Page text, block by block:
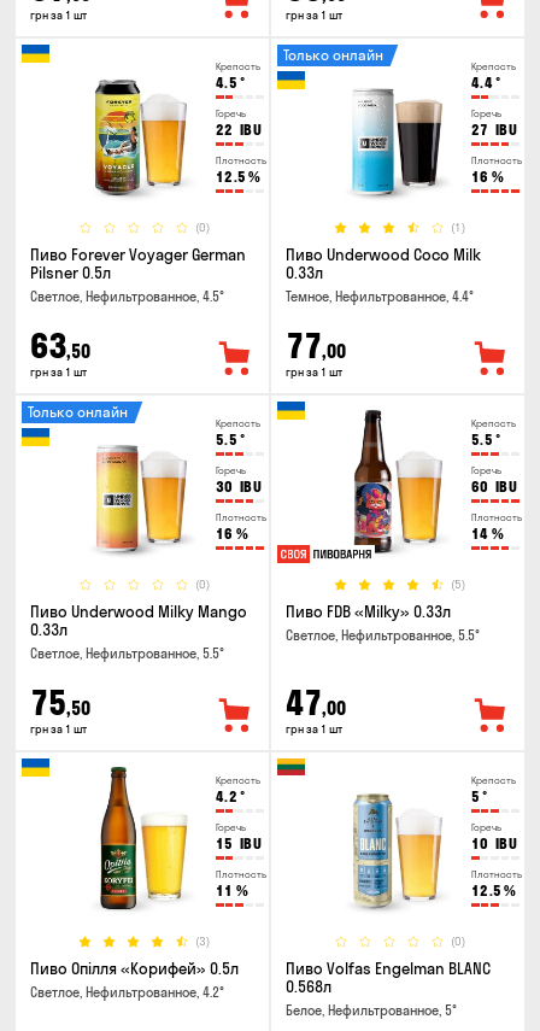
грн за 1 шт грн за 1 шт
Крепость
4.5 °
Горечь
22 IBU
Плотность
12.5 %
(0)
Пиво Forever Voyager German
Pilsner 0.5л
Светлое, Нефильтрованное, 4.5°
63,50
грн за 1 шт
Крепость
4.4°
Горечь
27 IBU
Плотность
16 %
(1)
Только онлайн
Пиво Underwood Coco Milk
0.33л
Темное, Нефильтрованное, 4.4°
77,00
грн за 1 шт
Крепость
5.5 °
Горечь
30 IBU
Плотность
16 %
(0)
Только онлайн
Пиво Underwood Milky Mango
0.33л
Светлое, Нефильтрованное, 5.5°
75,50
грн за 1 шт
Крепость
5.5 °
Горечь
60 IBU
Плотность
14 %
(5)
Пиво FDB «Milky» 0.33л
Светлое, Нефильтрованное, 5.5°
47,00
грн за 1 шт
Крепость
4.2 °
Горечь
15 IBU
Плотность
11 %
(3)
Пиво Опілля «Корифей» 0.5л
Светлое, Нефильтрованное, 4.2°
Крепость
5 °
Горечь
10 IBU
Плотность
12.5 %
(0)
Пиво Volfas Engelman BLANC
0.568л
Белое, Нефильтрованное, 5°